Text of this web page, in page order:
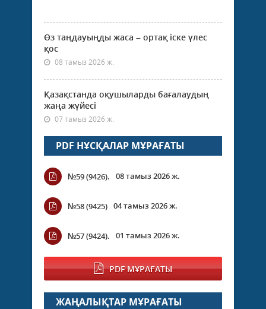
Өз таңдауыңды жаса – ортақ іске үлес
қос
08 тамыз 2026 ж.
Қазақстанда оқушыларды бағалаудың
жаңа жүйесі
07 тамыз 2026 ж.
PDF НҰСҚАЛАР МҰРАҒАТЫ
№59 (9426). 08 тамыз 2026 ж.
№58 (9425) 04 тамыз 2026 ж.
№57 (9424). 01 тамыз 2026 ж.
PDF МҰРАҒАТЫ
ЖАҢАЛЫҚТАР МҰРАҒАТЫ